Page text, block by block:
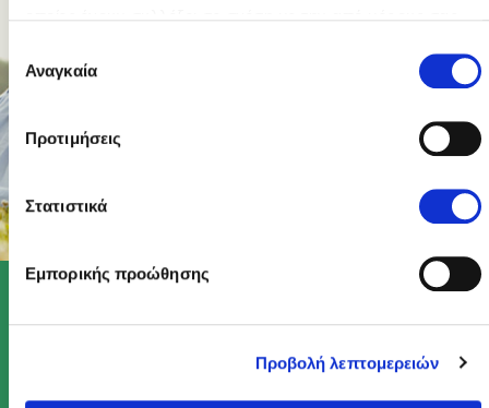
συγκατάθεσης
Αναγκαία
Προτιμήσεις
Στατιστικά
Εμπορικής προώθησης
Προβολή λεπτομερειών
Με το Πρόγραμμα Act Green, κάνουμε πράξη το